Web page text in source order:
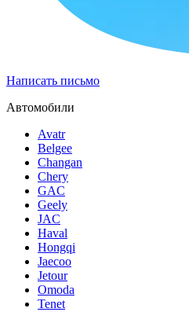
Написать письмо
Автомобили
Avatr
Belgee
Changan
Chery
GAC
Geely
JAC
Haval
Hongqi
Jaecoo
Jetour
Omoda
Tenet